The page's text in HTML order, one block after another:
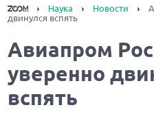
Наука Новости
двинулся вспять
Авиапром
уверенно
вспять